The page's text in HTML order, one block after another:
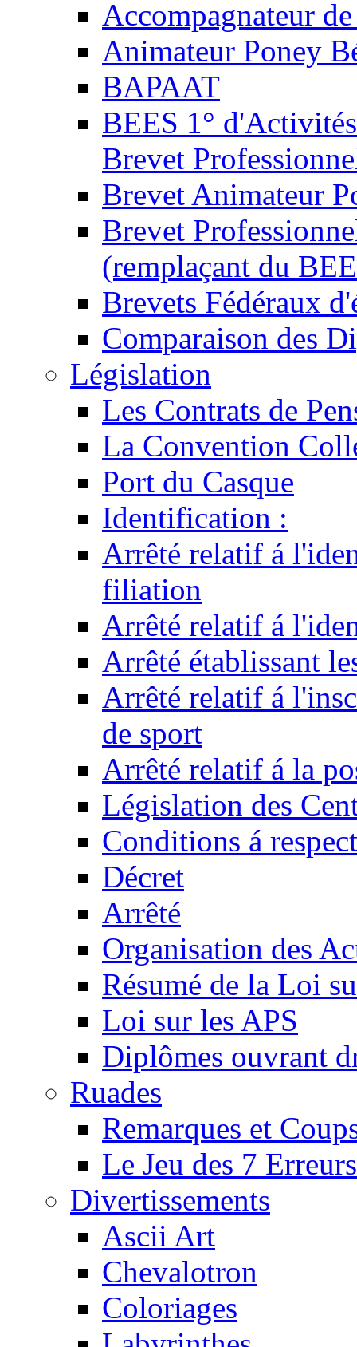
Accompagnateur
Animateur Poney
BAPAAT
BEES 1°
Brevet
Brevet Animateur
Brevet
(remplaçant du
Brevets Fédéraux
Comparaison des
Législation
Les Contrats de
La Convention
Port du Casque
Identification :
Arrêté relatif á
filiation
Arrêté relatif á
Arrêté établissant
Arrêté relatif á
de sport
Arrêté relatif á la
Législation des
Conditions á
Décret
Arrêté
Organisation des
Résumé de la Loi
Loi sur les APS
Diplômes ouvrant
Ruades
Remarques et
Le Jeu des 7 Erreurs
Divertissements
Ascii Art
Chevalotron
Coloriages